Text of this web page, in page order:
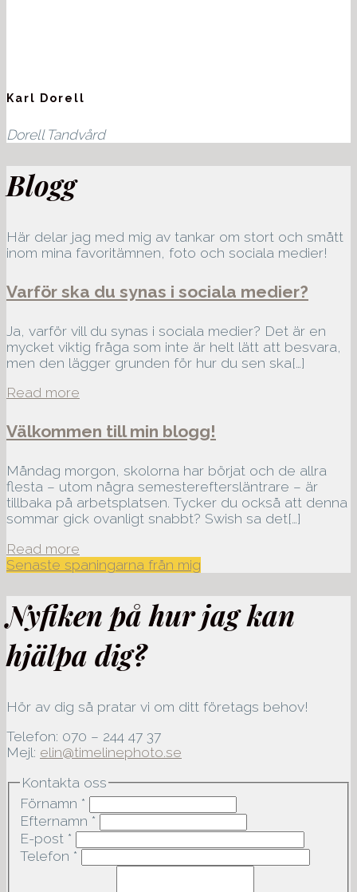
Karl Dorell
Dorell Tandvård
Blogg
Här delar jag med mig av tankar om stort och smått
inom mina favoritämnen, foto och sociala medier!
Varför ska du synas i sociala medier?
Ja, varför vill du synas i sociala medier? Det är en
mycket viktig fråga som inte är helt lätt att besvara,
men den lägger grunden för hur du sen ska[…]
Read more
Välkommen till min blogg!
Måndag morgon, skolorna har börjat och de allra
flesta – utom några semestereftersläntrare – är
tillbaka på arbetsplatsen. Tycker du också att denna
sommar gick ovanligt snabbt? Swish sa det[…]
Read more
Senaste spaningarna från mig
Nyfiken på hur jag kan
hjälpa dig?
Hör av dig så pratar vi om ditt företags behov!
Telefon: 070 – 244 47 37
Mejl: elin@timelinephoto.se
Kontakta oss
Förnamn *
Efternamn *
E-post *
Telefon *